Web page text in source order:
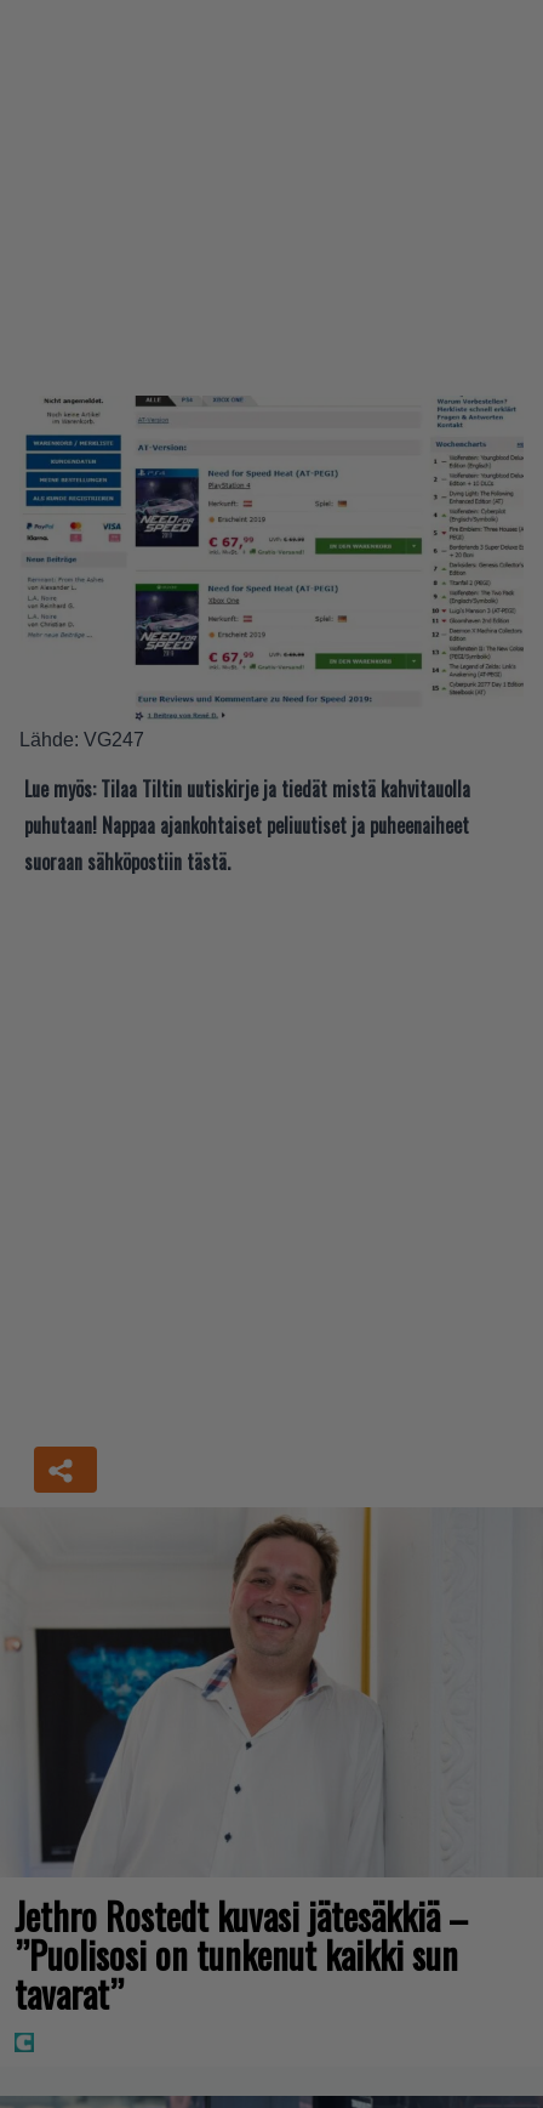
Lähde: VG247
Lue myös: Tilaa Tiltin uutiskirje ja tiedät mistä kahvitauolla
puhutaan! Nappaa ajankohtaiset peliuutiset ja puheenaiheet
suoraan sähköpostiin tästä.
Jethro Rostedt kuvasi jätesäkkiä –
”Puolisosi on tunkenut kaikki sun
tavarat”